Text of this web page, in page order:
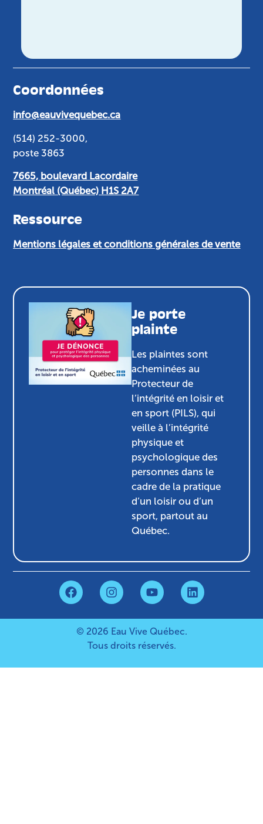
Coordonnées
info@eauvivequebec.ca
(514) 252-3000,
poste 3863
7665, boulevard Lacordaire
Montréal (Québec) H1S 2A7
Ressource
Mentions légales et conditions générales de vente
Je porte
plainte
Les plaintes sont
acheminées au
Protecteur de
l’intégrité en loisir et
en sport (PILS), qui
veille à l’intégrité
physique et
psychologique des
personnes dans le
cadre de la pratique
d’un loisir ou d’un
sport, partout au
Québec.
© 2026 Eau Vive Québec.
Tous droits réservés.